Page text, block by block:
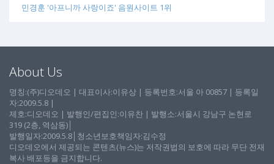
민경훈 '아프니까 사랑이죠' 음원사이트 1위
About Us
명칭:(주)디오데오 | 대표이사:이유상 | 등록번호:서울 아 00857 | 등록일
자:2009.5.8 |
제호:디오데오 | 발행인/편집인:이유찬 | 발행소:서울시 강남구 논현로
319 (2층, 역삼동)│
발행일자:2009.5.8│청소년보호책임자:김수정
디오데오에서 제공되는 콘텐츠(뉴스)는 저작권법의 보호에 따라 무단 전재
복사 배포등을 금지합니다.